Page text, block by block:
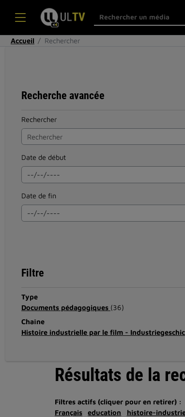
Accueil Rechercher
Recherche avancée
Rechercher
Date de début
Date de fin
Filtre
Type
Documents pédagogiques (36)
Chaîne
Histoire industrielle par le film -
Résultats de la
Filtres actifs (cliquer pour en retirer) :
Français
education
histoire-